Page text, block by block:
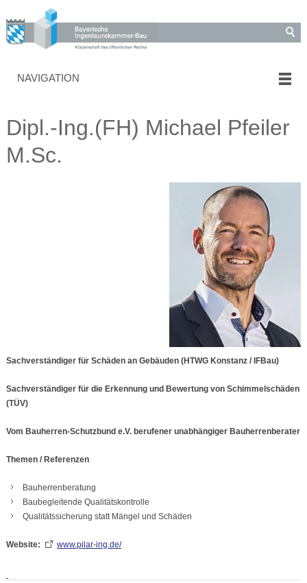
NAVIGATION
Dipl.-Ing.(FH) Michael Pfeiler
M.Sc.
Sachverständiger für Schäden an Gebäuden (HTWG Konstanz / IFBau)
Sachverständiger für die Erkennung und Bewertung von Schimmelschäden
(TÜV)
Vom Bauherren-Schutzbund e.V. berufener unabhängiger Bauherrenberater
Themen / Referenzen
Bauherrenberatung
Baubegleitende Qualitätskontrolle
Qualitätssicherung statt Mängel und Schäden
Website: www.pilar-ing.de/